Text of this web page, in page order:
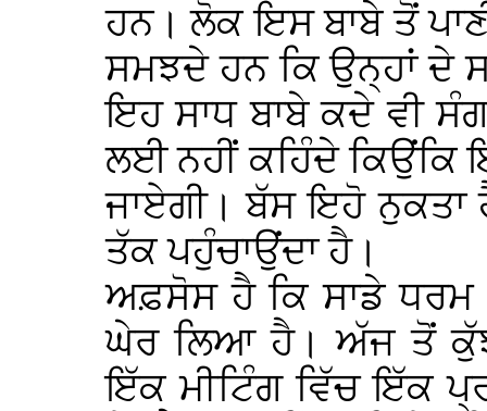
ਹਨ। ਲੋਕ ਇਸ ਬਾਬੇ ਤੋਂ
ਸਮਝਦੇ ਹਨ ਕਿ ਉਨ੍ਹਾਂ ਦੇ
ਇਹ ਸਾਧ ਬਾਬੇ ਕਦੇ ਵੀ
ਲਈ ਨਹੀਂ ਕਹਿੰਦੇ ਕਿਉਂਕਿ
ਜਾਏਗੀ। ਬੱਸ ਇਹੋ ਨੁਕਤਾ
ਤੱਕ ਪਹੁੰਚਾਉਂਦਾ ਹੈ।
ਅਫ਼ਸੋਸ ਹੈ ਕਿ ਸਾਡੇ
ਘੇਰ ਲਿਆ ਹੈ। ਅੱਜ ਤੋਂ ਕੁੱਝ
ਇੱਕ ਮੀਟਿੰਗ ਵਿੱਚ ਇੱਕ